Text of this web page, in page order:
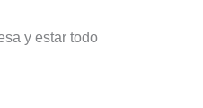
y estar todo